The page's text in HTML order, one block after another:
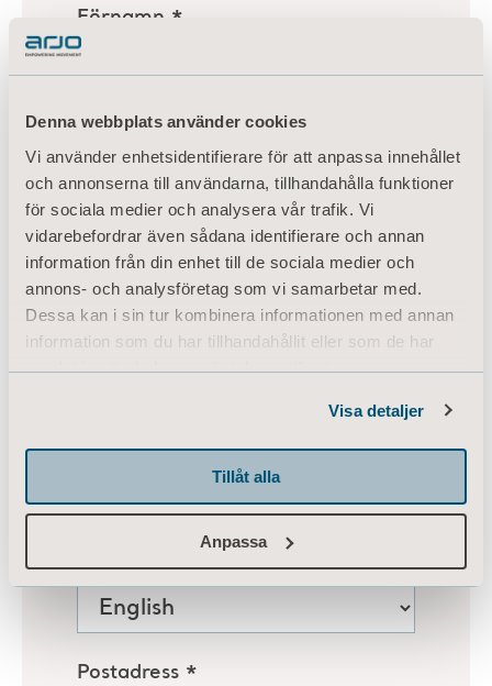
Denna webbplats använder cookies
Vi använder enhetsidentifierare för att anpassa innehållet
och annonserna till användarna, tillhandahålla funktioner
för sociala medier och analysera vår trafik. Vi
vidarebefordrar även sådana identifierare och annan
information från din enhet till de sociala medier och
annons- och analysföretag som vi samarbetar med.
Dessa kan i sin tur kombinera informationen med annan
information som du har tillhandahållit eller som de har
samlat in när du har använt deras tjänster.
Visa detaljer
Tillåt alla
Anpassa